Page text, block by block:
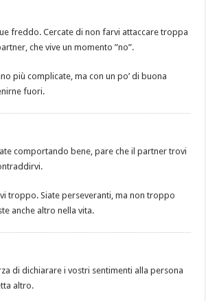
freddo. Cercate di non farvi attaccare troppa
che vive un momento ”no”.
più complicate, ma con un po’ di buona
fuori.
comportando bene, pare che il partner trovi
troppo. Siate perseveranti, ma non troppo
anche altro nella vita.
di dichiarare i vostri sentimenti alla persona
altro.